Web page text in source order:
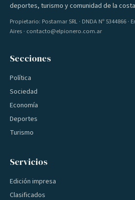
deportes, turismo y comunidad de la
Propietario: Postamar SRL · DNDA Nº 5344866 ·
Aires · contacto@elpionero.com.ar
Secciones
Política
Sociedad
Economía
Deportes
Turismo
Servicios
Edición impresa
Clasificados